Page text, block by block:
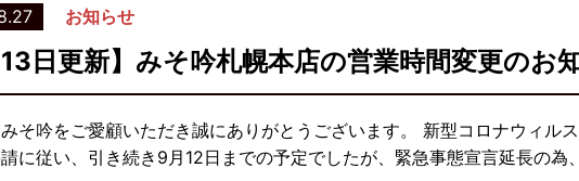
お知らせ
13日更新】みそ吟札幌本店の営業時間変更のお
そ吟をご愛顧いただき誠にありがとうございます。 新型コロナウィル
に従い、引き続き9月12日までの予定でしたが、緊急事態宣言延長の為